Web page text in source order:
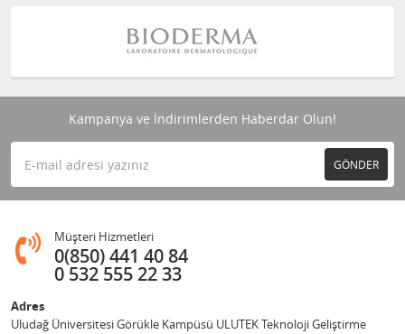
Kampanya ve İndirimlerden Haberdar Olun!
GÖNDER
Müşteri Hizmetleri
0(850) 441 40 84
0 532 555 22 33
Adres
Uludağ Üniversitesi Görükle Kampüsü ULUTEK Teknoloji Geliştirme